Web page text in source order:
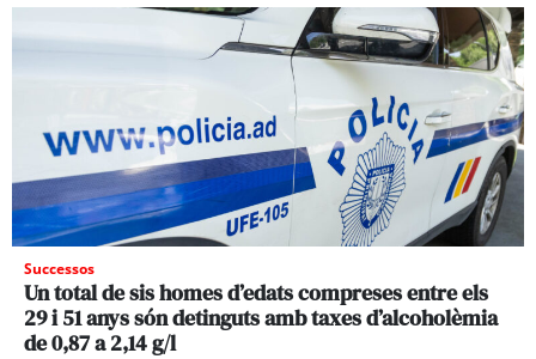
Successos
Un total de sis homes d’edats compreses entre els
29 i 51 anys són detinguts amb taxes d’alcoholèmia
de 0,87 a 2,14 g/l